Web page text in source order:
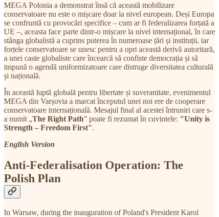
MEGA Polonia a demonstrat însă că această mobilizare
conservatoare nu este o mișcare doar la nivel european. Deși Europa
se confruntă cu provocări specifice – cum ar fi federalizarea forțată a
UE –, aceasta face parte dintr-o mișcare la nivel internațional, în care
stânga globalistă a cuprins puterea în numeroase țări și instituții, iar
forțele conservatoare se unesc pentru a opri această derivă autoritară,
a unei caste globaliste care încearcă să confiste democrația și să
impună o agendă uniformizatoare care distruge diversitatea culturală
și națională.
În această luptă globală pentru libertate și suveranitate, evenimentul
MEGA din Varșovia a marcat începutul unei noi ere de cooperare
conservatoare internațională. Mesajul final al acestei întruniri care s-
a numit „The Right Path” poate fi rezumat în cuvintele: "Unity is
Strength – Freedom First".
English Version
Anti-Federalisation Operation: The
Polish Plan
In Warsaw, during the inauguration of Poland's President Karol